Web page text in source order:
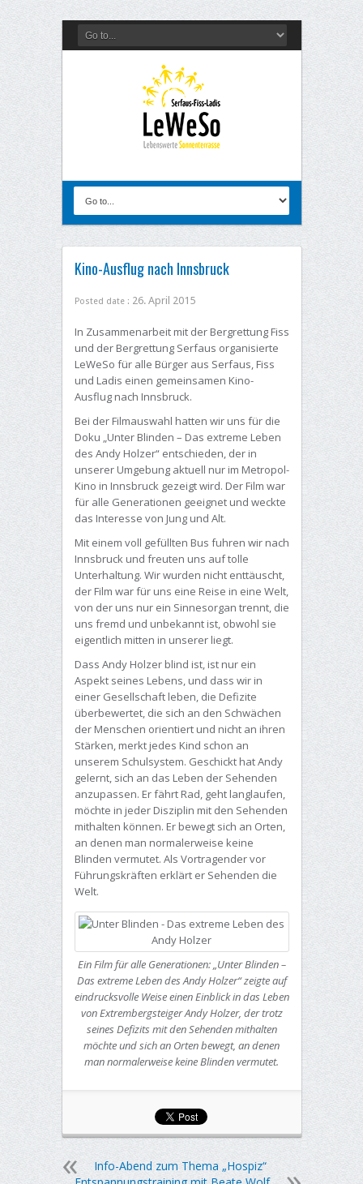
Kino-Ausflug nach Innsbruck
Posted date : 26. April 2015
In Zusammenarbeit mit der Bergrettung Fiss
und der Bergrettung Serfaus organisierte
LeWeSo für alle Bürger aus Serfaus, Fiss
und Ladis einen gemeinsamen Kino-
Ausflug nach Innsbruck.
Bei der Filmauswahl hatten wir uns für die
Doku „Unter Blinden – Das extreme Leben
des Andy Holzer“ entschieden, der in
unserer Umgebung aktuell nur im Metropol-
Kino in Innsbruck gezeigt wird. Der Film war
für alle Generationen geeignet und weckte
das Interesse von Jung und Alt.
Mit einem voll gefüllten Bus fuhren wir nach
Innsbruck und freuten uns auf tolle
Unterhaltung. Wir wurden nicht enttäuscht,
der Film war für uns eine Reise in eine Welt,
von der uns nur ein Sinnesorgan trennt, die
uns fremd und unbekannt ist, obwohl sie
eigentlich mitten in unserer liegt.
Dass Andy Holzer blind ist, ist nur ein
Aspekt seines Lebens, und dass wir in
einer Gesellschaft leben, die Defizite
überbewertet, die sich an den Schwächen
der Menschen orientiert und nicht an ihren
Stärken, merkt jedes Kind schon an
unserem Schulsystem. Geschickt hat Andy
gelernt, sich an das Leben der Sehenden
anzupassen. Er fährt Rad, geht langlaufen,
möchte in jeder Disziplin mit den Sehenden
mithalten können. Er bewegt sich an Orten,
an denen man normalerweise keine
Blinden vermutet. Als Vortragender vor
Führungskräften erklärt er Sehenden die
Welt.
Ein Film für alle Generationen: „Unter Blinden –
Das extreme Leben des Andy Holzer“ zeigte auf
eindrucksvolle Weise einen Einblick in das Leben
von Extrembergsteiger Andy Holzer, der trotz
seines Defizits mit den Sehenden mithalten
möchte und sich an Orten bewegt, an denen
man normalerweise keine Blinden vermutet.
Info-Abend zum Thema „Hospiz“